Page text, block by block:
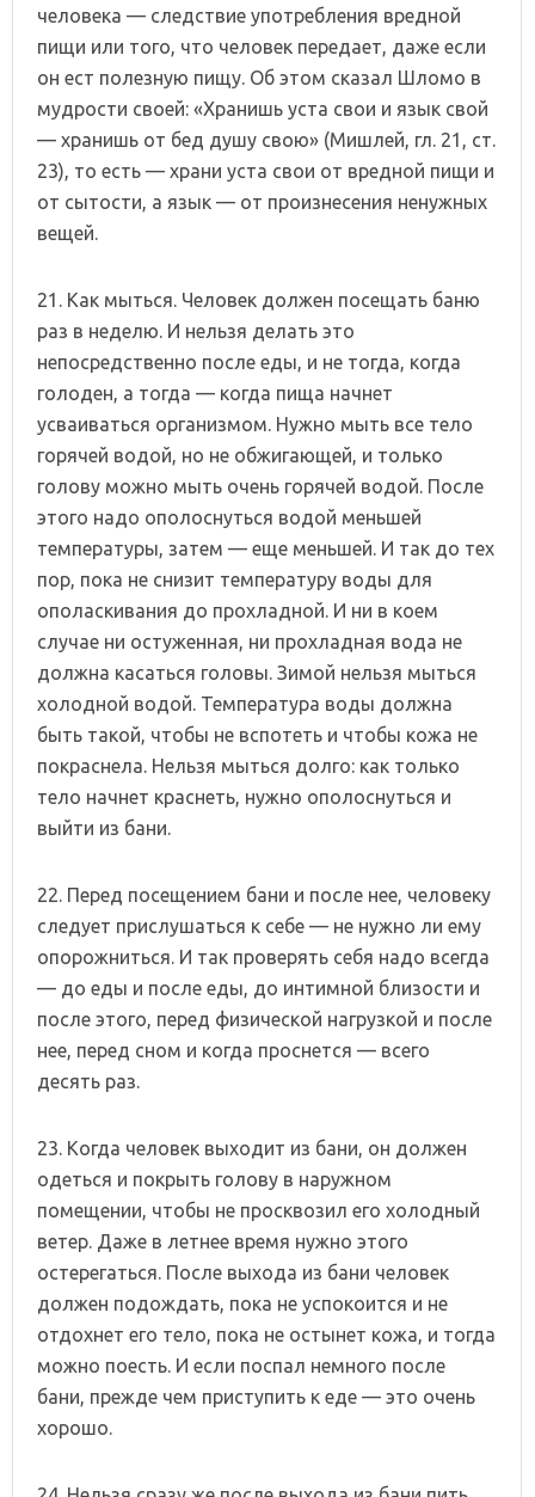
человека — следствие употребления вредной
пищи или того, что человек передает, даже если
он ест полезную пищу. Об этом сказал Шломо в
мудрости своей: «Хранишь уста свои и язык свой
— хранишь от бед душу свою» (Мишлей, гл. 21, ст.
23), то есть — храни уста свои от вредной пищи и
от сытости, а язык — от произнесения ненужных
вещей.
21. Как мыться. Человек должен посещать баню
раз в неделю. И нельзя делать это
непосредственно после еды, и не тогда, когда
голоден, а тогда — когда пища начнет
усваиваться организмом. Нужно мыть все тело
горячей водой, но не обжигающей, и только
голову можно мыть очень горячей водой. После
этого надо ополоснуться водой меньшей
температуры, затем — еще меньшей. И так до тех
пор, пока не снизит температуру воды для
ополаскивания до прохладной. И ни в коем
случае ни остуженная, ни прохладная вода не
должна касаться головы. Зимой нельзя мыться
холодной водой. Температура воды должна
быть такой, чтобы не вспотеть и чтобы кожа не
покраснела. Нельзя мыться долго: как только
тело начнет краснеть, нужно ополоснуться и
выйти из бани.
22. Перед посещением бани и после нее, человеку
следует прислушаться к себе — не нужно ли ему
опорожниться. И так проверять себя надо всегда
— до еды и после еды, до интимной близости и
после этого, перед физической нагрузкой и после
нее, перед сном и когда проснется — всего
десять раз.
23. Когда человек выходит из бани, он должен
одеться и покрыть голову в наружном
помещении, чтобы не просквозил его холодный
ветер. Даже в летнее время нужно этого
остерегаться. После выхода из бани человек
должен подождать, пока не успокоится и не
отдохнет его тело, пока не остынет кожа, и тогда
можно поесть. И если поспал немного после
бани, прежде чем приступить к еде — это очень
хорошо.